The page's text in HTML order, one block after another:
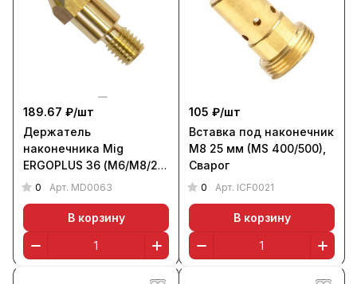
189.67 ₽/шт
Держатель
наконечника Mig
ERGOPLUS 36 (М6/М8/28
мм), Трафимет
0 Арт. MD0063
В корзину
105 ₽/шт
Вставка под наконечник
М8 25 мм (MS 400/500),
Сварог
0 Арт. ICF0021
В корзину